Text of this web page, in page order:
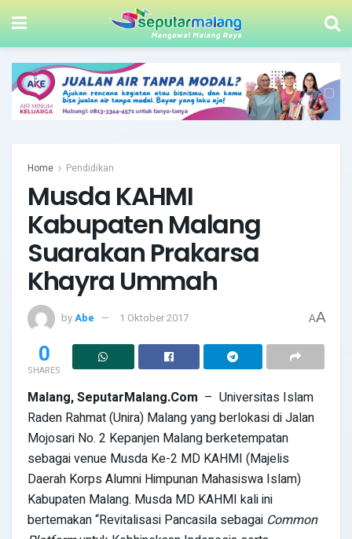
Home Pendidikan
Musda KAHMI
Kabupaten Malang
Suarakan Prakarsa
Khayra Ummah
byAbe 1 Oktober 2017 AA
0
SHARES
Malang,SeputarMalang.Com – Universitas Islam
Raden Rahmat (Unira) Malang yang berlokasi di Jalan
Mojosari No. 2 Kepanjen Malang berketempatan
sebagai venue Musda Ke-2 MD KAHMI (Majelis
Daerah Korps Alumni Himpunan Mahasiswa Islam)
Kabupaten Malang. Musda MD KAHMI kali ini
bertemakan “Revitalisasi Pancasila sebagai Common